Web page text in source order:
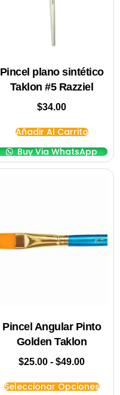
Pincel plano sintético
Taklon #5 Razziel
$34.00
Añadir Al Carrito
Buy Via WhatsApp
Pincel Angular Pinto
Golden Taklon
$25.00 - $49.00
Seleccionar Opciones